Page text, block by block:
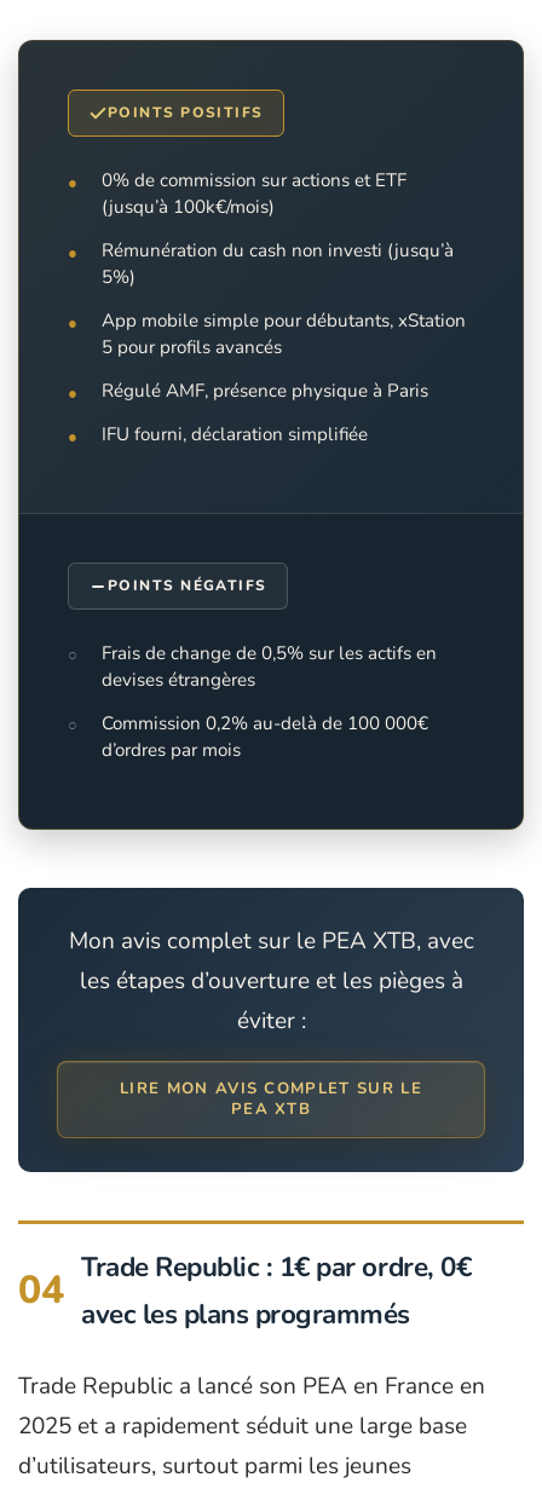
POINTS POSITIFS
0% de commission sur actions et ETF
(jusqu’à 100k€/mois)
Rémunération du cash non investi (jusqu’à
5%)
App mobile simple pour débutants, xStation
5 pour profils avancés
Régulé AMF, présence physique à Paris
IFU fourni, déclaration simplifiée
POINTS NÉGATIFS
Frais de change de 0,5% sur les actifs en
devises étrangères
Commission 0,2% au-delà de 100 000€
d’ordres par mois
Mon avis complet sur le PEA XTB, avec
les étapes d’ouverture et les pièges à
éviter :
LIRE MON AVIS COMPLET SUR LE
PEA XTB
04 Trade Republic : 1€ par ordre, 0€
avec les plans programmés
Trade Republic a lancé son PEA en France en
2025 et a rapidement séduit une large base
d’utilisateurs, surtout parmi les jeunes